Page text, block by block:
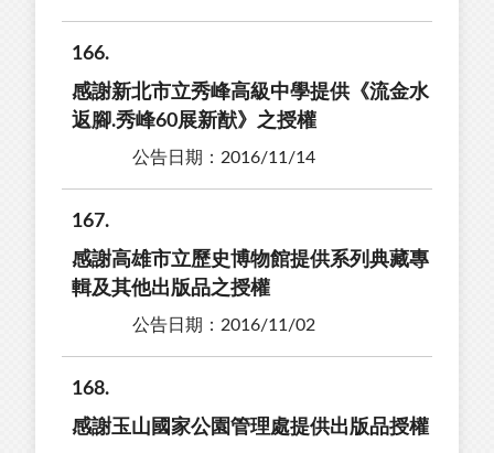
166
感謝新北市立秀峰高級中學提供《流金水
返腳.秀峰60展新猷》之授權
公告日期：2016/11/14
167
感謝高雄市立歷史博物館提供系列典藏專
輯及其他出版品之授權
公告日期：2016/11/02
168
感謝玉山國家公園管理處提供出版品授權